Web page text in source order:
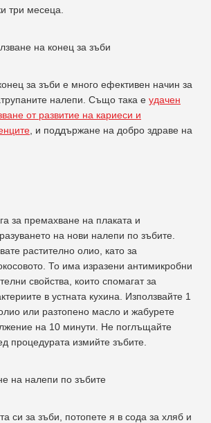
три месеца.
на конец за зъби
за зъби е много ефективен начин за
налепи. Също така е удачен
от развитие на кариеси и
, и поддържане на добро здраве на
за премахване на плаката и
на нови налепи по зъбите.
растително олио, като за
То има изразени антимикробни
свойства, които спомагат за
в устната кухина. Използвайте 1
или разтопено масло и жабурете
на 10 минути. Не поглъщайте
процедурата измийте зъбите.
на налепи по зъбите
си за зъби, потопете я в сода за хляб и